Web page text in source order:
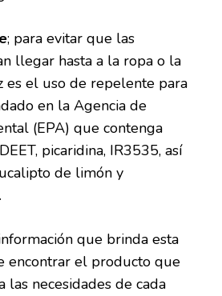
; para evitar que las
llegar hasta a la ropa o la
es el uso de repelente para
en la Agencia de
(EPA) que contenga
picaridina, IR3535, así
de limón y
que brinda esta
encontrar el producto que
las necesidades de cada